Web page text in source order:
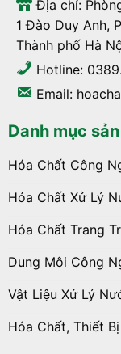
Địa chỉ:
1 Đào Duy Anh,
Thành phố Hà
Hotline:
Email:
Danh mục
Hóa Chất Công
Hóa Chất Xử Lý
Hóa Chất Trang
Dung Môi Công
Vật Liệu Xử Lý
Hóa Chất, Thiết